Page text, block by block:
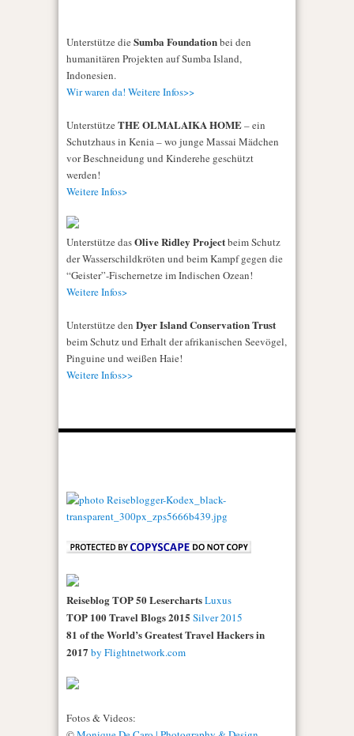
Unterstütze die Sumba Foundationbei den
humanitären Projekten auf Sumba Island,
Indonesien.
Wir waren da! Weitere Infos>>
Unterstütze THE OLMALAIKA HOME– ein
Schutzhaus in Kenia – wo junge Massai Mädchen
vor Beschneidung und Kinderehe geschützt
werden!
Weitere Infos>
Unterstütze dasOlive Ridley Projectbeim Schutz
der Wasserschildkröten und beim Kampf gegen die
“Geister”-Fischernetze im Indischen Ozean!
Weitere Infos>
Unterstütze den Dyer Island Conservation Trust
beim Schutz und Erhalt der afrikanischen Seevögel,
Pinguine und weißen Haie!
Weitere Infos>>
Reiseblog TOP 50 LeserchartsLuxus
TOP 100 Travel Blogs 2015 Silver 2015
81 of the World’s Greatest Travel Hackers in
2017 by Flightnetwork.com
Fotos & Videos: